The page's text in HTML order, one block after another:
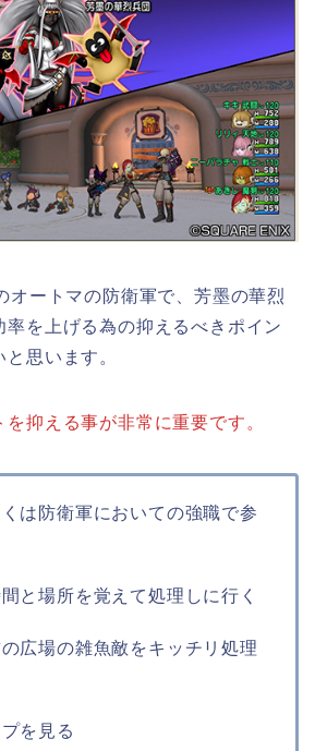
オートマの防衛軍で、芳墨の華烈
率を上げる為の抑えるべきポイン
思います。
抑える事が非常に重要です。
くは防衛軍においての強職で参
と場所を覚えて処理しに行く
の広場の雑魚敵をキッチリ処理
を見る